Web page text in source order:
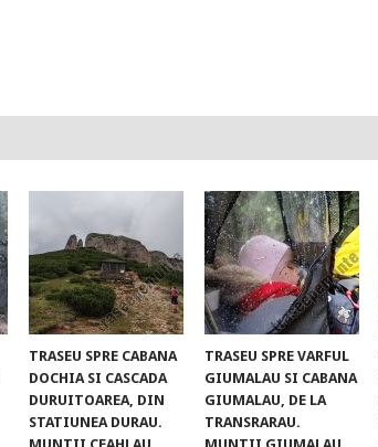
TRASEU SPRE CABANA
DOCHIA SI CASCADA
DURUITOAREA, DIN
STATIUNEA DURAU.
TRASEU SPRE VARFUL
GIUMALAU SI CABANA
GIUMALAU, DE LA
TRANSRARAU.